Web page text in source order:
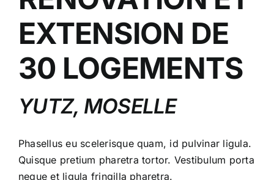
EXTENSION DE
30 LOGEMENTS
YUTZ, MOSELLE
Phasellus eu scelerisque quam, id pulvinar ligula.
Quisque pretium pharetra tortor. Vestibulum porta
neque et ligula fringilla pharetra.